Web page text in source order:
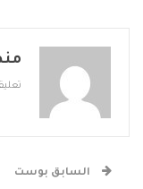
السابق بوست